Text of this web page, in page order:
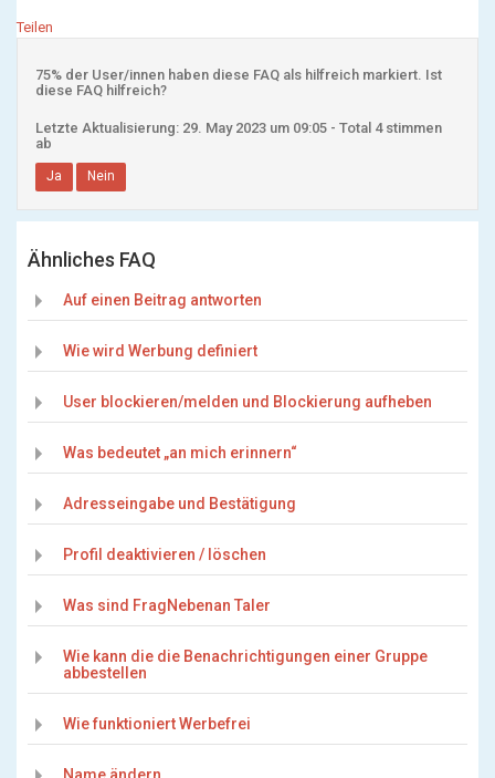
Teilen
75% der User/innen haben diese FAQ als hilfreich markiert. Ist
diese FAQ hilfreich?
Letzte Aktualisierung: 29. May 2023 um 09:05 - Total 4 stimmen
ab
Ja Nein
Ähnliches FAQ
Auf einen Beitrag antworten
Wie wird Werbung definiert
User blockieren/melden und Blockierung aufheben
Was bedeutet „an mich erinnern“
Adresseingabe und Bestätigung
Profil deaktivieren / löschen
Was sind FragNebenan Taler
Wie kann die die Benachrichtigungen einer Gruppe
abbestellen
Wie funktioniert Werbefrei
Name ändern